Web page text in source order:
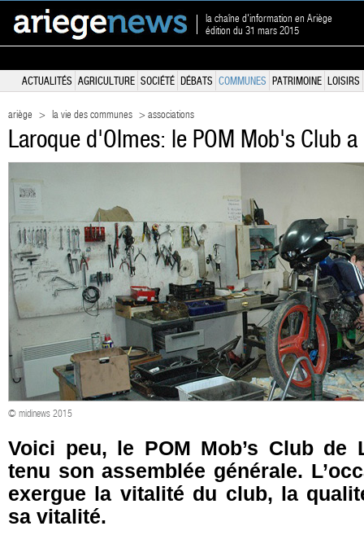
la chaîne d'information en Ariège
édition du 31 mars 2015
ACTUALITÉS AGRICULTURE SOCIÉTÉ DÉBATS COMMUNES PATRIMOINE LOISIRS
ariège > la vie des communes > associations
Laroque d'Olmes: le POM Mob's Club
© midinews 2015
Voici peu, le POM Mob’s Club de
tenu son assemblée générale.
exergue la vitalité du club, la
sa vitalité.